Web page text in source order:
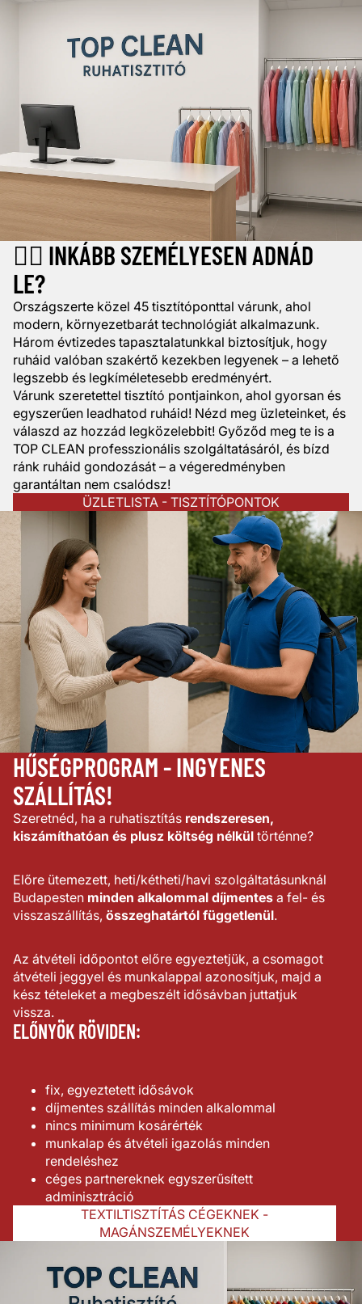
🚶‍♂️ INKÁBB SZEMÉLYESEN ADNÁD
LE?
Országszerte közel 45 tisztítóponttal várunk, ahol
modern, környezetbarát technológiát alkalmazunk.
Három évtizedes tapasztalatunkkal biztosítjuk, hogy
ruháid valóban szakértő kezekben legyenek – a lehető
legszebb és legkíméletesebb eredményért.
Várunk szeretettel tisztító pontjainkon, ahol gyorsan és
egyszerűen leadhatod ruháid! Nézd meg üzleteinket, és
válaszd az hozzád legközelebbit! Győződ meg te is a
TOP CLEAN professzionális szolgáltatásáról, és bízd
ránk ruháid gondozását – a végeredményben
garantáltan nem csalódsz!
ÜZLETLISTA - TISZTÍTÓPONTOK
HŰSÉGPROGRAM - INGYENES
SZÁLLÍTÁS!
Szeretnéd, ha a ruhatisztítás rendszeresen,
kiszámíthatóan és plusz költség nélkül történne?
Előre ütemezett, heti/kétheti/havi szolgáltatásunknál
Budapesten minden alkalommal díjmentes a fel- és
visszaszállítás, összeghatártól függetlenül.
Az átvételi időpontot előre egyeztetjük, a csomagot
átvételi jeggyel és munkalappal azonosítjuk, majd a
kész tételeket a megbeszélt idősávban juttatjuk
vissza.
ELŐNYÖK RÖVIDEN:
fix, egyeztetett idősávok
díjmentes szállítás minden alkalommal
nincs minimum kosárérték
munkalap és átvételi igazolás minden
rendeléshez
céges partnereknek egyszerűsített
adminisztráció
TEXTILTISZTÍTÁS CÉGEKNEK -
MAGÁNSZEMÉLYEKNEK